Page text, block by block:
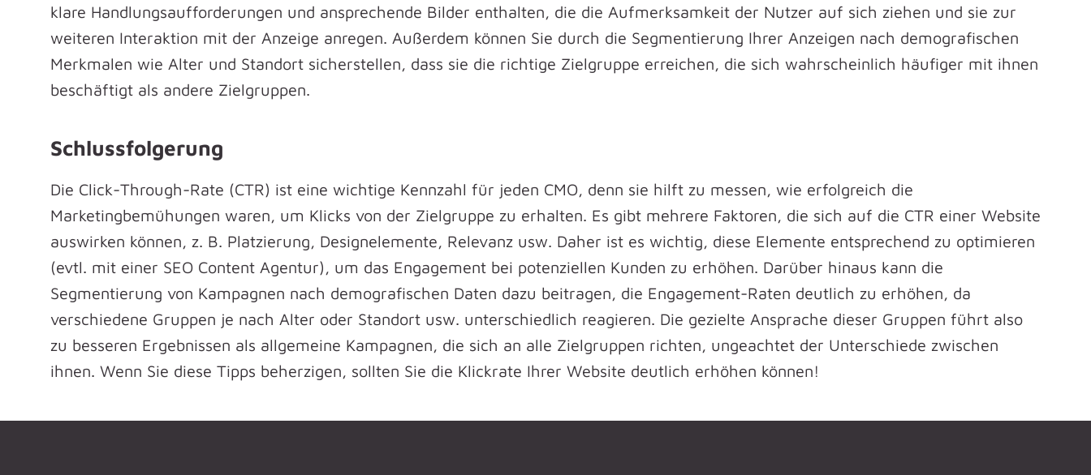
klare Handlungsaufforderungen und ansprechende Bilder enthalten, die die Aufmerksamkeit der Nutzer auf sich ziehen und sie zur
weiteren Interaktion mit der Anzeige anregen. Außerdem können Sie durch die Segmentierung Ihrer Anzeigen nach demografischen
Merkmalen wie Alter und Standort sicherstellen, dass sie die richtige Zielgruppe erreichen, die sich wahrscheinlich häufiger mit ihnen
beschäftigt als andere Zielgruppen.
Schlussfolgerung
Die Click-Through-Rate (CTR) ist eine wichtige Kennzahl für jeden CMO, denn sie hilft zu messen, wie erfolgreich die
Marketingbemühungen waren, um Klicks von der Zielgruppe zu erhalten. Es gibt mehrere Faktoren, die sich auf die CTR einer Website
auswirken können, z. B. Platzierung, Designelemente, Relevanz usw. Daher ist es wichtig, diese Elemente entsprechend zu optimieren
(evtl. mit einer SEO Content Agentur), um das Engagement bei potenziellen Kunden zu erhöhen. Darüber hinaus kann die
Segmentierung von Kampagnen nach demografischen Daten dazu beitragen, die Engagement-Raten deutlich zu erhöhen, da
verschiedene Gruppen je nach Alter oder Standort usw. unterschiedlich reagieren. Die gezielte Ansprache dieser Gruppen führt also
zu besseren Ergebnissen als allgemeine Kampagnen, die sich an alle Zielgruppen richten, ungeachtet der Unterschiede zwischen
ihnen. Wenn Sie diese Tipps beherzigen, sollten Sie die Klickrate Ihrer Website deutlich erhöhen können!